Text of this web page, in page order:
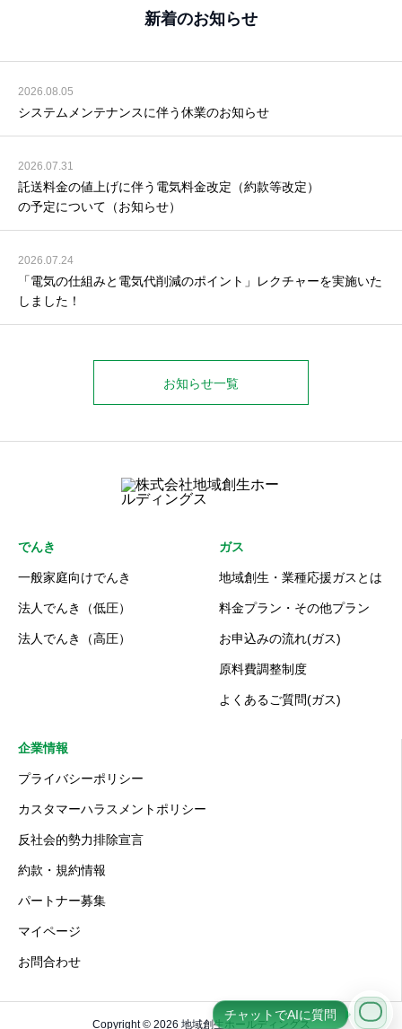
新着のお知らせ
2026.08.05
システムメンテナンスに伴う休業のお知らせ
2026.07.31
託送料金の値上げに伴う電気料金改定（約款等改定）
の予定について（お知らせ）
2026.07.24
「電気の仕組みと電気代削減のポイント」レクチャーを実施いた
しました！
お知らせ一覧
でんき
一般家庭向けでんき
法人でんき（低圧）
法人でんき（高圧）
ガス
地域創生・業種応援ガスとは
料金プラン・その他プラン
お申込みの流れ(ガス)
原料費調整制度
よくあるご質問(ガス)
企業情報
プライバシーポリシー
カスタマーハラスメントポリシー
反社会的勢力排除宣言
約款・規約情報
パートナー募集
マイページ
お問合わせ
Copyright © 2026 地域創生ホールディングス
チャットでAIに質問